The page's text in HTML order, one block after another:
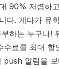
90% 저렴하
다. 게다가 유
하는 누구나!
수료를 최대 할
push 알람을